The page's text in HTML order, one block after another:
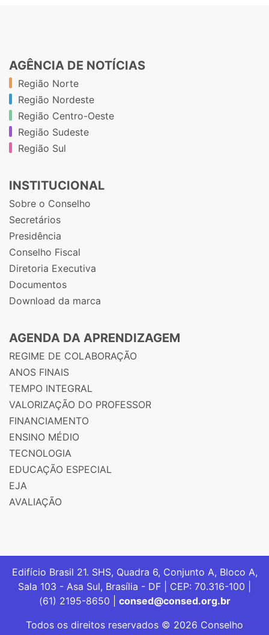
AGÊNCIA DE NOTÍCIAS
Região Norte
Região Nordeste
Região Centro-Oeste
Região Sudeste
Região Sul
INSTITUCIONAL
Sobre o Conselho
Secretários
Presidência
Conselho Fiscal
Diretoria Executiva
Documentos
Download da marca
AGENDA DA APRENDIZAGEM
REGIME DE COLABORAÇÃO
ANOS FINAIS
TEMPO INTEGRAL
VALORIZAÇÃO DO PROFESSOR
FINANCIAMENTO
ENSINO MÉDIO
TECNOLOGIA
EDUCAÇÃO ESPECIAL
EJA
AVALIAÇÃO
Edifício Brasil 21. SHS, Quadra 6, Conjunto A, Bloco A,
Sala 103 - Asa Sul, Brasília - DF | CEP: 70.316-100 |
(61) 2195-8650 | consed@consed.org.br
Todos os direitos reservados © 2026 Conselho